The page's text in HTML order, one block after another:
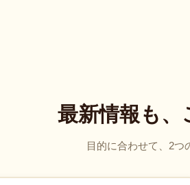
最新情報も、
目的に合わせて、2つ